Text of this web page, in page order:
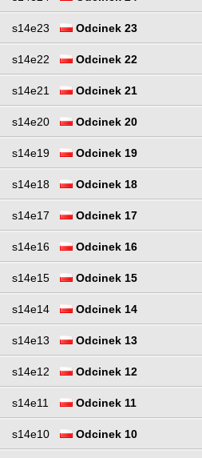
s14e23 Odcinek 23
s14e22 Odcinek 22
s14e21 Odcinek 21
s14e20 Odcinek 20
s14e19 Odcinek 19
s14e18 Odcinek 18
s14e17 Odcinek 17
s14e16 Odcinek 16
s14e15 Odcinek 15
s14e14 Odcinek 14
s14e13 Odcinek 13
s14e12 Odcinek 12
s14e11 Odcinek 11
s14e10 Odcinek 10